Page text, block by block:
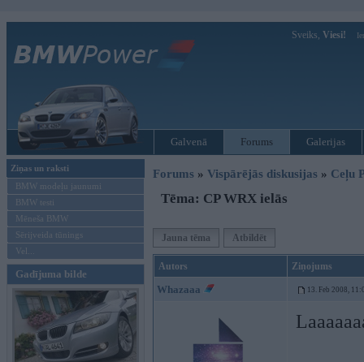
Sveiks, Viesi!
Galvenā Forums Galerijas
Ziņas un raksti
BMW modeļu jaunumi
BMW testi
Mēneša BMW
Sērijveida tūnings
Vel...
Gadījuma bilde
Forums » Vispārējās diskusijas » Ceļu
Tēma: CP WRX ielās
Jauna tēma Atbildēt
Autors Ziņojums
Whazaaa 13. Feb 2008,